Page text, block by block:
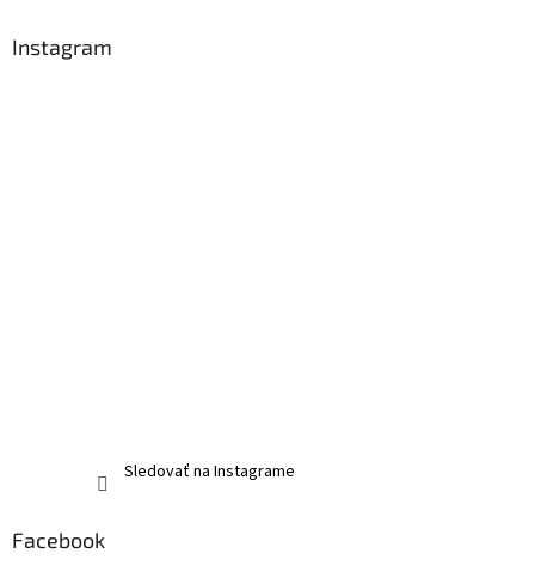
Instagram
Sledovať na Instagrame
Facebook